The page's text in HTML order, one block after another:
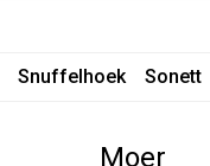
Snuffelhoek Sonett
Moer